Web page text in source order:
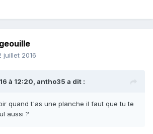
juillet 2016
à 12:20, antho35 a dit :
quand t'as une planche il faut que tu te
aussi ?